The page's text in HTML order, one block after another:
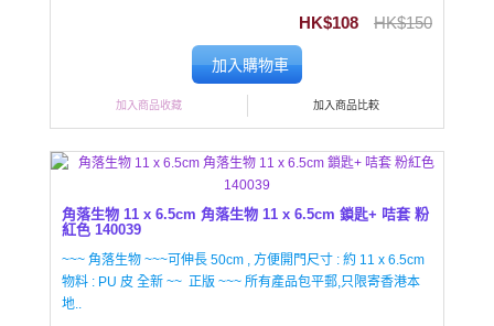
HK$108 HK$150
加入購物車
加入商品收藏 加入商品比較
角落生物 11 x 6.5cm 角落生物 11 x 6.5cm 鎖匙+ 咭套 粉
紅色 140039
~~~ 角落生物 ~~~可伸長 50cm , 方便開門尺寸 : 約 11 x 6.5cm
物料 : PU 皮 全新 ~~ 正版 ~~~ 所有產品包平郵,只限寄香港本
地..